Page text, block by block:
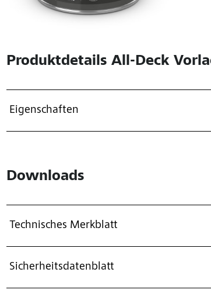
ProduktdetailsAll-Deck
Eigenschaften
Downloads
Technisches Merkblatt
Sicherheitsdatenblatt